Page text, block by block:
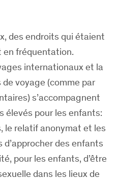
des endroits qui étaient
en fréquentation.
internationaux et la
voyage (comme par
s’accompagnent
élevés pour les enfants:
le relatif anonymat et les
des enfants
pour les enfants, d’être
dans les lieux de